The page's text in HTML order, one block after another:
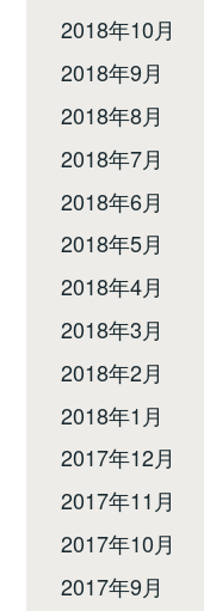
2018年10月
2018年9月
2018年8月
2018年7月
2018年6月
2018年5月
2018年4月
2018年3月
2018年2月
2018年1月
2017年12月
2017年11月
2017年10月
2017年9月